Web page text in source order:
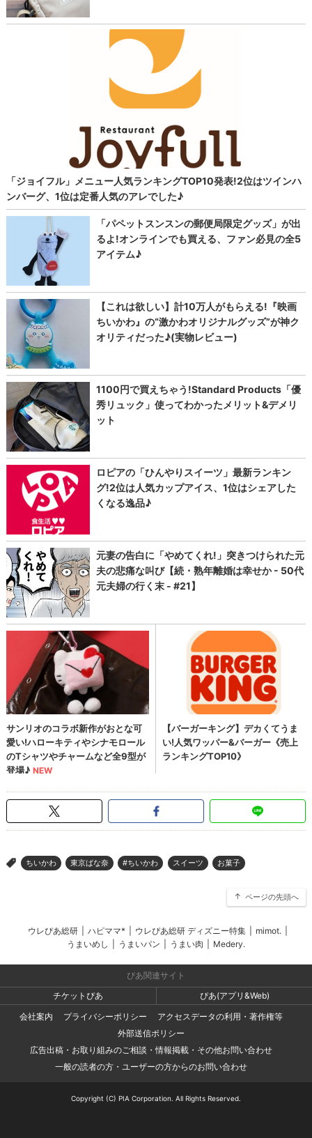
> ちいかわ 東京ばな奈 #ちいかわ スイーツ お菓子
ページの先頭へ
ウレぴあ総研 ハピママ* ウレぴあ総研 ディズニー特集 mimot.
うまいめし
うまいパン うまい肉 Medery.
ぴあ関連サイト
チケットぴあ
ぴあ(アプリ&Web)
会社案内
プライバシーポリシー
アクセスデータの利用・著作権等
外部送信ポリシー
広告出稿・お取り組みのご相談・情報掲載・その他お問い合わせ
一般の読者の方・ユーザーの方からのお問い合わせ
Copyright (C) PIA Corporation. All Rights Reserved.